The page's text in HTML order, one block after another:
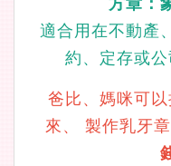
適合用在不動產
約、定存或公
爸比、媽咪可
來、 製作乳牙